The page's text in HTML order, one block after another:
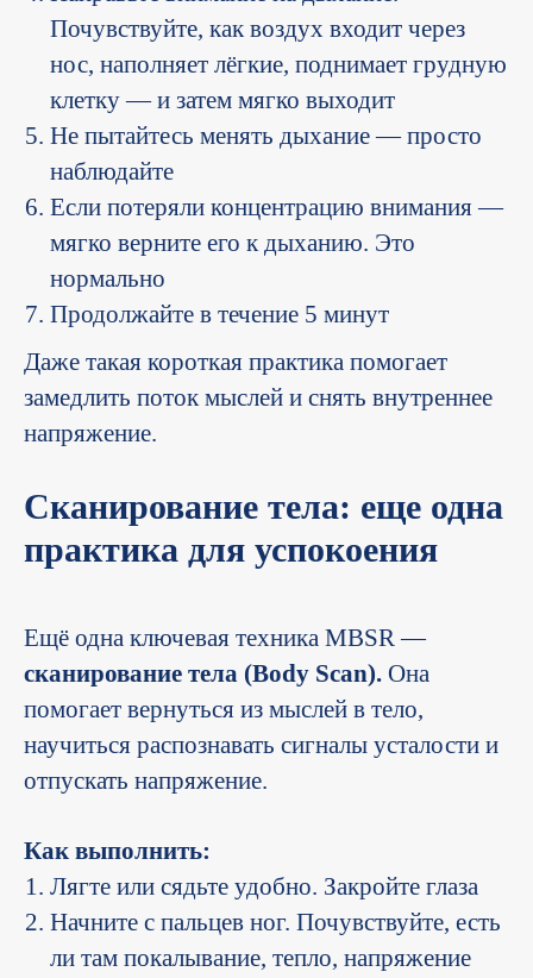
Почувствуйте, как воздух входит через
нос, наполняет лёгкие, поднимает грудную
клетку — и затем мягко выходит
Не пытайтесь менять дыхание — просто
наблюдайте
Если потеряли концентрацию внимания —
мягко верните его к дыханию. Это
нормально
Продолжайте в течение 5 минут
Даже такая короткая практика помогает
замедлить поток мыслей и снять внутреннее
напряжение.
Сканирование тела: еще одна
практика для успокоения
Ещё одна ключевая техника MBSR —
сканирование тела (Body Scan). Она
помогает вернуться из мыслей в тело,
научиться распознавать сигналы усталости и
отпускать напряжение.
Как выполнить:
Лягте или сядьте удобно. Закройте глаза
Начните с пальцев ног. Почувствуйте, есть
ли там покалывание, тепло, напряжение